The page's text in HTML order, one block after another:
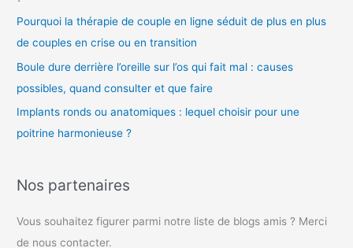
Pourquoi la thérapie de couple en ligne séduit de plus en plus
de couples en crise ou en transition
Boule dure derrière l’oreille sur l’os qui fait mal : causes
possibles, quand consulter et que faire
Implants ronds ou anatomiques : lequel choisir pour une
poitrine harmonieuse ?
Nos partenaires
Vous souhaitez figurer parmi notre liste de blogs amis ? Merci
de nous contacter.